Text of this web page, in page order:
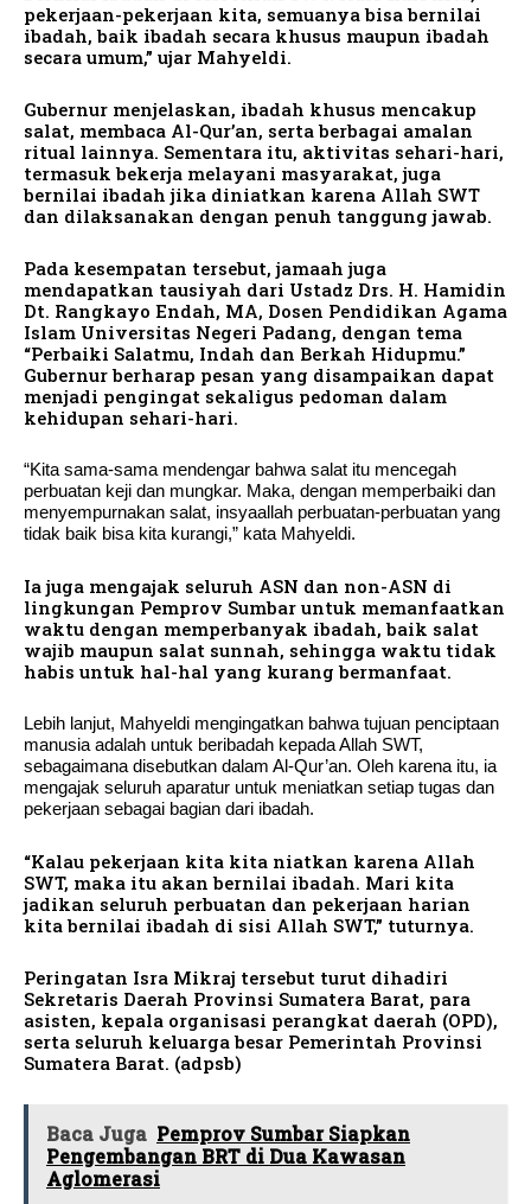
pekerjaan-pekerjaan kita, semuanya bisa bernilai
ibadah, baik ibadah secara khusus maupun ibadah
secara umum,” ujar Mahyeldi.
Gubernur menjelaskan, ibadah khusus mencakup
salat, membaca Al-Qur’an, serta berbagai amalan
ritual lainnya. Sementara itu, aktivitas sehari-hari,
termasuk bekerja melayani masyarakat, juga
bernilai ibadah jika diniatkan karena Allah SWT
dan dilaksanakan dengan penuh tanggung jawab.
Pada kesempatan tersebut, jamaah juga
mendapatkan tausiyah dari Ustadz Drs. H. Hamidin
Dt. Rangkayo Endah, MA, Dosen Pendidikan Agama
Islam Universitas Negeri Padang, dengan tema
“Perbaiki Salatmu, Indah dan Berkah Hidupmu.”
Gubernur berharap pesan yang disampaikan dapat
menjadi pengingat sekaligus pedoman dalam
kehidupan sehari-hari.
“Kita sama-sama mendengar bahwa salat itu mencegah
perbuatan keji dan mungkar. Maka, dengan memperbaiki dan
menyempurnakan salat, insyaallah perbuatan-perbuatan yang
tidak baik bisa kita kurangi,” kata Mahyeldi.
Ia juga mengajak seluruh ASN dan non-ASN di
lingkungan Pemprov Sumbar untuk memanfaatkan
waktu dengan memperbanyak ibadah, baik salat
wajib maupun salat sunnah, sehingga waktu tidak
habis untuk hal-hal yang kurang bermanfaat.
Lebih lanjut, Mahyeldi mengingatkan bahwa tujuan penciptaan
manusia adalah untuk beribadah kepada Allah SWT,
sebagaimana disebutkan dalam Al-Qur’an. Oleh karena itu, ia
mengajak seluruh aparatur untuk meniatkan setiap tugas dan
pekerjaan sebagai bagian dari ibadah.
“Kalau pekerjaan kita kita niatkan karena Allah
SWT, maka itu akan bernilai ibadah. Mari kita
jadikan seluruh perbuatan dan pekerjaan harian
kita bernilai ibadah di sisi Allah SWT,” tuturnya.
Peringatan Isra Mikraj tersebut turut dihadiri
Sekretaris Daerah Provinsi Sumatera Barat, para
asisten, kepala organisasi perangkat daerah (OPD),
serta seluruh keluarga besar Pemerintah Provinsi
Sumatera Barat. (adpsb)
Baca Juga Pemprov Sumbar Siapkan
Pengembangan BRT di Dua Kawasan
Aglomerasi